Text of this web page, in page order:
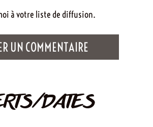
à votre liste de diffusion.
DATES